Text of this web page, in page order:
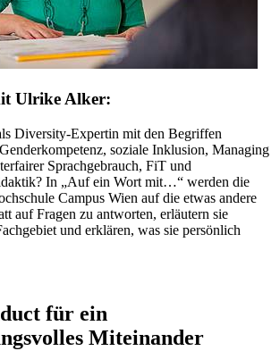
Ulrike Alker:
Diversity-Expertin mit den Begriffen
soziale Inklusion, Managing
Sprachgebrauch, FiT und
In „Auf ein Wort mit…“ werden die
Campus Wien auf die etwas andere
auf Fragen zu antworten, erläutern sie
und erklären, was sie persönlich
für ein
Miteinander